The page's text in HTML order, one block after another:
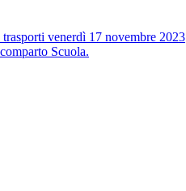
venerdì 17 novembre 2023
Scuola.